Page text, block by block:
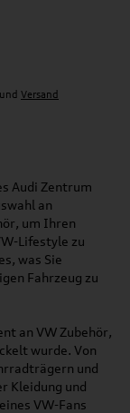
Versand
Audi Zentrum
an
um Ihren
Lifestyle zu
was Sie
Fahrzeug zu
an VW Zubehör,
wurde. Von
und
Kleidung und
VW-Fans